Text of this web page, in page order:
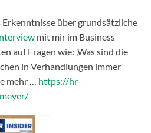
Erkenntnisse über grundsätzliche
mit mir im Business
auf Fragen wie: ‚Was sind die
in Verhandlungen immer
mehr … https://hr-